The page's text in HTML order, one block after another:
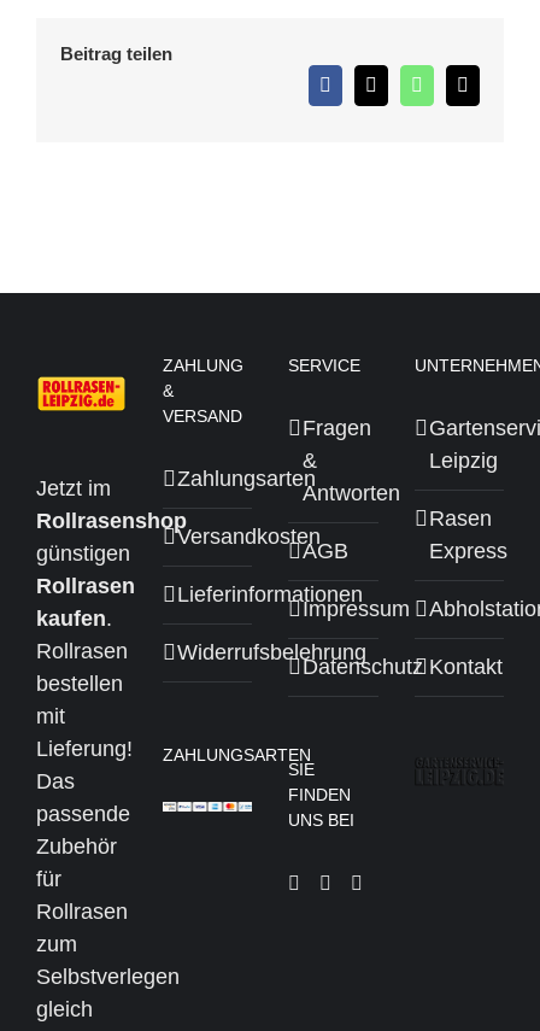
Beitrag teilen
Facebook
X WhatsApp
E-
Mail
Jetzt im
Rollrasenshop
günstigen
Rollrasen
kaufen.
Rollrasen
bestellen
mit
Lieferung!
Das
passende
Zubehör
für
Rollrasen
zum
Selbstverlegen
gleich
ZAHLUNG
&
VERSAND
Zahlungsarten
Versandkosten
Lieferinformationen
Widerrufsbelehrung
ZAHLUNGSARTEN
SERVICE
Fragen
&
Antworten
AGB
Impressum
Datenschutz
SIE
FINDEN
UNS BEI
Leipzig
Rasen
Express
Kontakt